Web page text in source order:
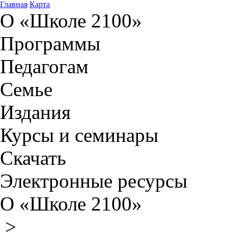
Главная Карта
О «Школе 2100»
Программы
Педагогам
Семье
Издания
Курсы и семинары
Скачать
Электронные ресурсы
О «Школе 2100»
>